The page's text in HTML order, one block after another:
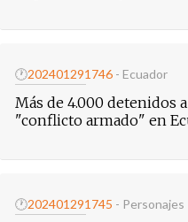
🕐202401291746 - Ecuador
Más de 4.000 detenidos
"conflicto armado" en
🕐202401291745 - Personajes